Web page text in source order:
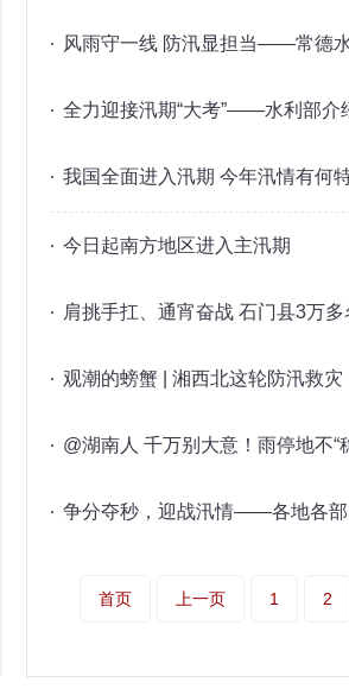
风雨守一线 防汛显担当——常德
全力迎接汛期“大考”——水利部介
我国全面进入汛期 今年汛情有何
今日起南方地区进入主汛期
肩挑手扛、通宵奋战 石门县3万
观潮的螃蟹 | 湘西北这轮防汛救
@湖南人 千万别大意！雨停地不“
争分夺秒，迎战汛情——各地各部
首页 上一页 1 2